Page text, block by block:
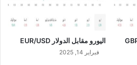
اليورو مقابل الدولار EUR/USD
فبراير 14, 2025